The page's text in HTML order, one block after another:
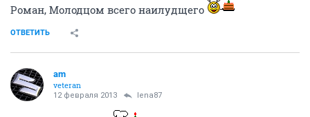
Роман, Молодцом всего наилудщего
ОТВЕТИТЬ
am
veteran
12 февраля 2013 lena87